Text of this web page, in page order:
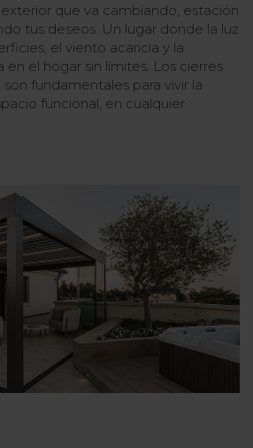
que va cambiando, estación
tus deseos. Un lugar donde la luz
el viento acaricia y la
en el hogar sin límites. Los cierres
fundamentales para vivir la
funcional, en cualquier